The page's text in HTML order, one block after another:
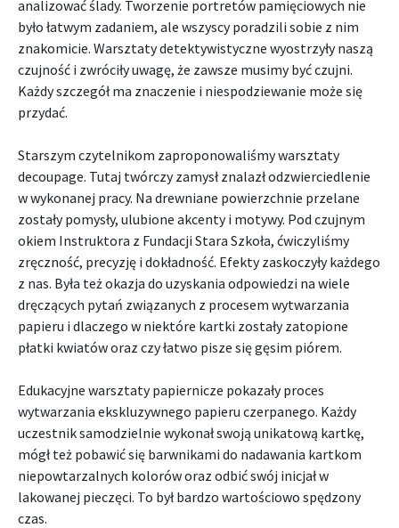
analizować ślady. Tworzenie portretów pamięciowych nie
było łatwym zadaniem, ale wszyscy poradzili sobie z nim
znakomicie. Warsztaty detektywistyczne wyostrzyły naszą
czujność i zwróciły uwagę, że zawsze musimy być czujni.
Każdy szczegół ma znaczenie i niespodziewanie może się
przydać.
Starszym czytelnikom zaproponowaliśmy warsztaty
decoupage. Tutaj twórczy zamysł znalazł odzwierciedlenie
w wykonanej pracy. Na drewniane powierzchnie przelane
zostały pomysły, ulubione akcenty i motywy. Pod czujnym
okiem Instruktora z Fundacji Stara Szkoła, ćwiczyliśmy
zręczność, precyzję i dokładność. Efekty zaskoczyły każdego
z nas. Była też okazja do uzyskania odpowiedzi na wiele
dręczących pytań związanych z procesem wytwarzania
papieru i dlaczego w niektóre kartki zostały zatopione
płatki kwiatów oraz czy łatwo pisze się gęsim piórem.
Edukacyjne warsztaty papiernicze pokazały proces
wytwarzania ekskluzywnego papieru czerpanego. Każdy
uczestnik samodzielnie wykonał swoją unikatową kartkę,
mógł też pobawić się barwnikami do nadawania kartkom
niepowtarzalnych kolorów oraz odbić swój inicjał w
lakowanej pieczęci. To był bardzo wartościowo spędzony
czas.